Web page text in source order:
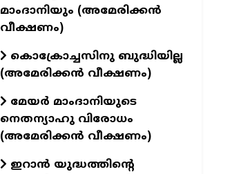
മാംദാനിയും (അമേരിക്കൻ
വീക്ഷണം)
കൊക്രോച്ചസിനു ബുദ്ധിയില്ല
(അമേരിക്കൻ വീക്ഷണം)
മേയർ മാംദാനിയുടെ
നെതന്യാഹു വിരോധം
(അമേരിക്കൻ വീക്ഷണം)
ഇറാൻ യുദ്ധത്തിന്റെ